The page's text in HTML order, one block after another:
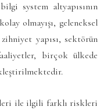
system altyapısının
olmayışı, geleneksel
yapısı, sektörün
birçok ülkede
ile ilgili farklı riskleri